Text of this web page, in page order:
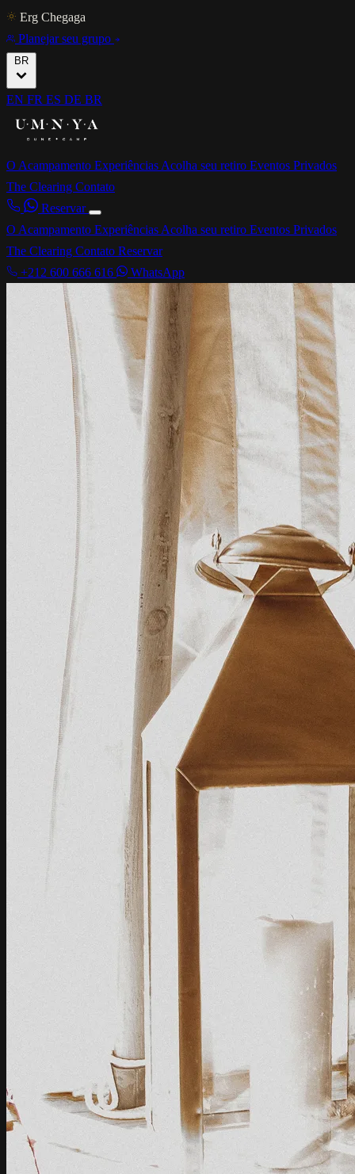
Erg Chegaga
Planejar seu grupo
BR
EN FR ES DE BR
O Acampamento Experiências Acolha seu retiro Eventos Privados
The Clearing Contato
Reservar
O Acampamento Experiências Acolha seu retiro Eventos Privados
The Clearing Contato Reservar
+212 600 666 616
WhatsApp